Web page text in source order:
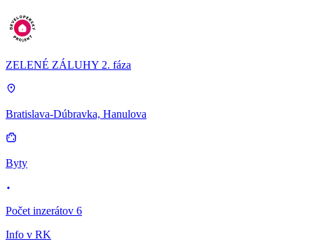
ZELENÉ ZÁLUHY 2. fáza
Bratislava-Dúbravka, Hanulova
Byty
Počet inzerátov 6
Info v RK